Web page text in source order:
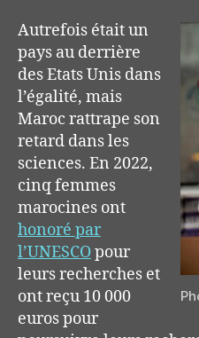
Autrefois était un
pays au derrière
des Etats Unis dans
l’égalité, mais
Maroc rattrape son
retard dans les
sciences. En 2022,
cinq femmes
marocines ont
honoré par
l’UNESCOpour
leurs recherches et
ont reçu 10 000
euros pour